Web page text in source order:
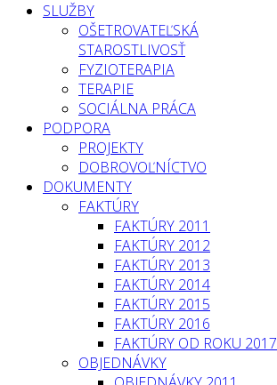
SLUŽBY
OŠETROVATEĽSKÁ
STAROSTLIVOSŤ
FYZIOTERAPIA
TERAPIE
SOCIÁLNA PRÁCA
PODPORA
PROJEKTY
DOBROVOĽNÍCTVO
DOKUMENTY
FAKTÚRY
FAKTÚRY 2011
FAKTÚRY 2012
FAKTÚRY 2013
FAKTÚRY 2014
FAKTÚRY 2015
FAKTÚRY 2016
FAKTÚRY OD ROKU 2017
OBJEDNÁVKY